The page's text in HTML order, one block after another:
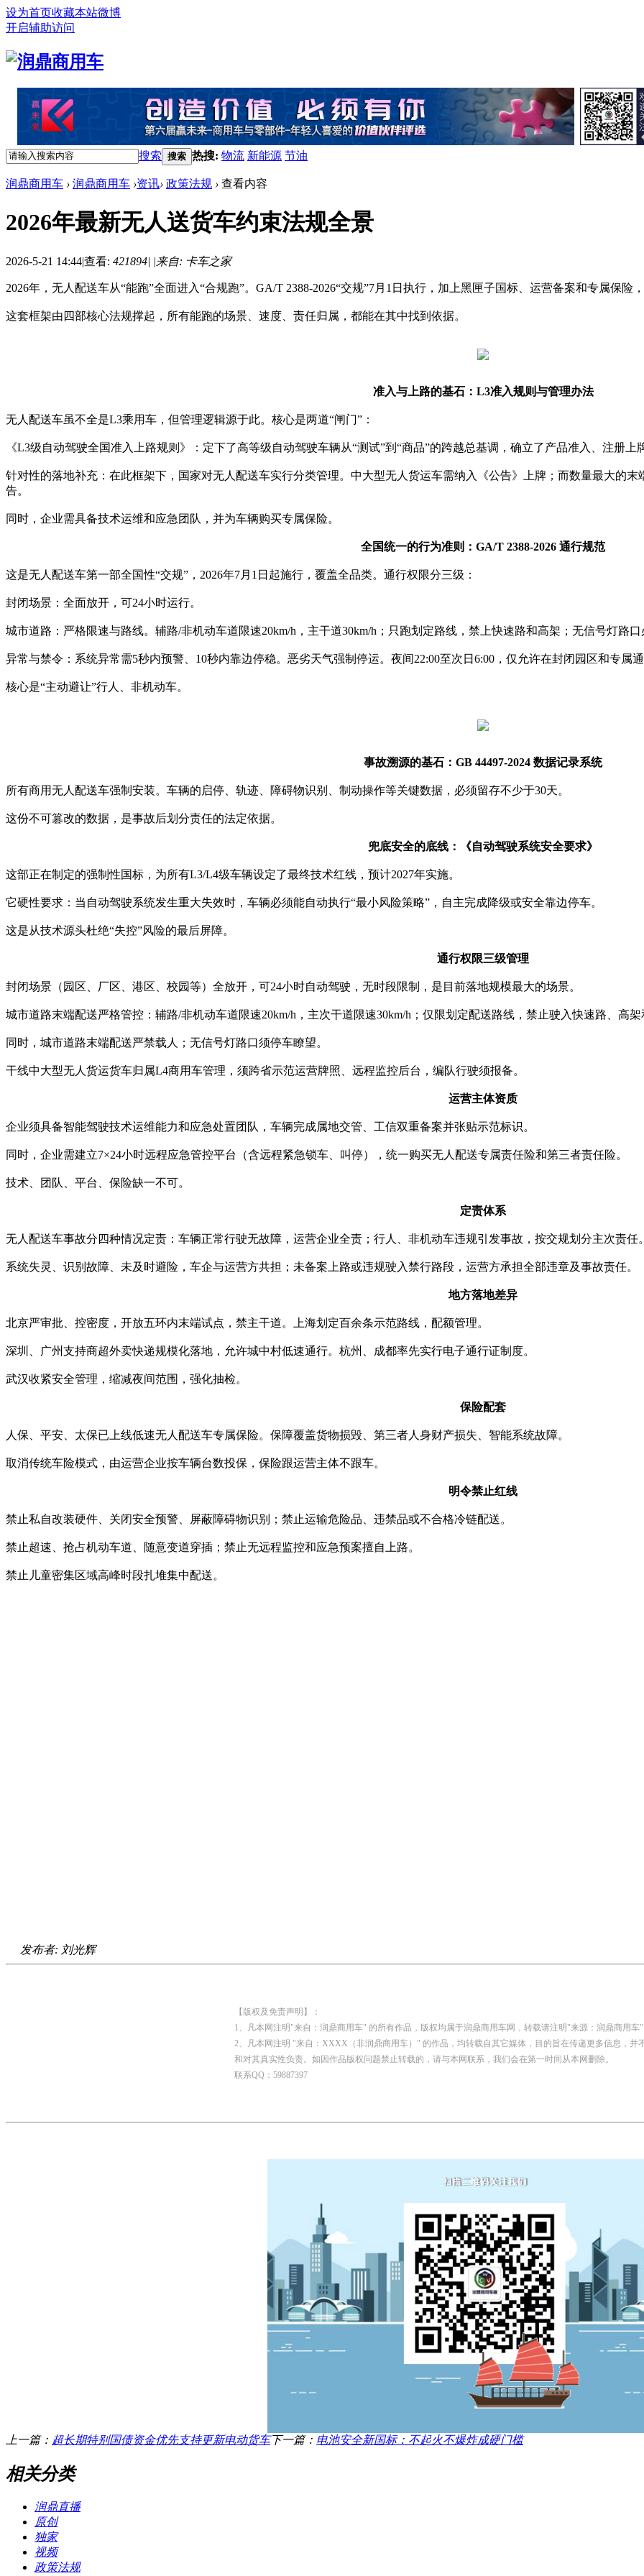
设为首页收藏本站微博
开启辅助访问
搜索 搜索 热搜: 物流 新能源 节油
润鼎商用车 › 润鼎商用车 ›资讯› 政策法规 › 查看内容
2026年最新无人送货车约束法规全景
2026-5-21 14:44|查看: 421894| |来自: 卡车之家
2026年，无人配送车从“能跑”全面进入“合规跑”。GA/T 2388-2026“交规”7月1日执行，加上黑匣子国标、运营备案和专属保险
这套框架由四部核心法规撑起，所有能跑的场景、速度、责任归属，都能在其中找到依据。
准入与上路的基石：L3准入规则与管理办法
无人配送车虽不全是L3乘用车，但管理逻辑源于此。核心是两道“闸门”：
《L3级自动驾驶全国准入上路规则》：定下了高等级自动驾驶车辆从“测试”到“商品”的跨越总基调，确立了产品准入、注册上
针对性的落地补充：在此框架下，国家对无人配送车实行分类管理。中大型无人货运车需纳入《公告》上牌；而数量最大的
告。
同时，企业需具备技术运维和应急团队，并为车辆购买专属保险。
全国统一的行为准则：GA/T 2388-2026 通行规范
这是无人配送车第一部全国性“交规”，2026年7月1日起施行，覆盖全品类。通行权限分三级：
封闭场景：全面放开，可24小时运行。
城市道路：严格限速与路线。辅路/非机动车道限速20km/h，主干道30km/h；只跑划定路线，禁上快速路和高架；无信号灯路口
异常与禁令：系统异常需5秒内预警、10秒内靠边停稳。恶劣天气强制停运。夜间22:00至次日6:00，仅允许在封闭园区和专属通
核心是“主动避让”行人、非机动车。
事故溯源的基石：GB 44497-2024 数据记录系统
所有商用无人配送车强制安装。车辆的启停、轨迹、障碍物识别、制动操作等关键数据，必须留存不少于30天。
这份不可篡改的数据，是事故后划分责任的法定依据。
兜底安全的底线：《自动驾驶系统安全要求》
这部正在制定的强制性国标，为所有L3/L4级车辆设定了最终技术红线，预计2027年实施。
它硬性要求：当自动驾驶系统发生重大失效时，车辆必须能自动执行“最小风险策略”，自主完成降级或安全靠边停车。
这是从技术源头杜绝“失控”风险的最后屏障。
通行权限三级管理
封闭场景（园区、厂区、港区、校园等）全放开，可24小时自动驾驶，无时段限制，是目前落地规模最大的场景。
城市道路末端配送严格管控：辅路/非机动车道限速20km/h，主次干道限速30km/h；仅限划定配送路线，禁止驶入快速路、高架
同时，城市道路末端配送严禁载人；无信号灯路口须停车瞭望。
干线中大型无人货运货车归属L4商用车管理，须跨省示范运营牌照、远程监控后台，编队行驶须报备。
运营主体资质
企业须具备智能驾驶技术运维能力和应急处置团队，车辆完成属地交管、工信双重备案并张贴示范标识。
同时，企业需建立7×24小时远程应急管控平台（含远程紧急锁车、叫停），统一购买无人配送专属责任险和第三者责任险。
技术、团队、平台、保险缺一不可。
定责体系
无人配送车事故分四种情况定责：车辆正常行驶无故障，运营企业全责；行人、非机动车违规引发事故，按交规划分主次责任。
系统失灵、识别故障、未及时避险，车企与运营方共担；未备案上路或违规驶入禁行路段，运营方承担全部违章及事故责任。
地方落地差异
北京严审批、控密度，开放五环内末端试点，禁主干道。上海划定百余条示范路线，配额管理。
深圳、广州支持商超外卖快递规模化落地，允许城中村低速通行。杭州、成都率先实行电子通行证制度。
武汉收紧安全管理，缩减夜间范围，强化抽检。
保险配套
人保、平安、太保已上线低速无人配送车专属保险。保障覆盖货物损毁、第三者人身财产损失、智能系统故障。
取消传统车险模式，由运营企业按车辆台数投保，保险跟运营主体不跟车。
明令禁止红线
禁止私自改装硬件、关闭安全预警、屏蔽障碍物识别；禁止运输危险品、违禁品或不合格冷链配送。
禁止超速、抢占机动车道、随意变道穿插；禁止无远程监控和应急预案擅自上路。
禁止儿童密集区域高峰时段扎堆集中配送。
发布者: 刘光辉
【版权及免责声明】：
1、凡本网注明"来自：润鼎商用车" 的所有作品，版权均属于润鼎商用车网，转载请注明"来源：润鼎商用车"
2、凡本网注明 "来自：XXXX（非润鼎商用车）" 的作品，均转载自其它媒体，目的旨在传递更多信息，并
和对其真实性负责。如因作品版权问题禁止转载的，请与本网联系，我们会在第一时间从本网删除。
联系QQ：59887397
上一篇： 超长期特别国债资金优先支持更新电动货车下一篇： 电池安全新国标：不起火不爆炸成硬门槛
相关分类
润鼎直播
原创
独家
视频
政策法规